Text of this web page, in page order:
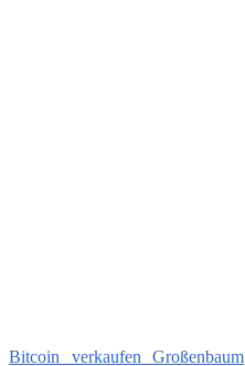
Bitcoin verkaufen Großenbaum